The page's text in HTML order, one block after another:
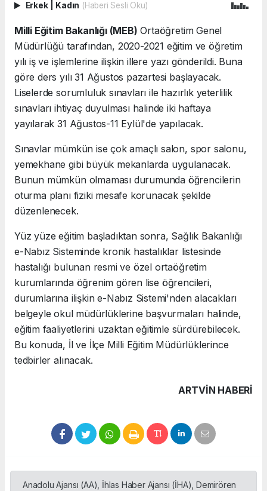
Erkek Kadın (Haberi Sesli Oku)
Milli Eğitim Bakanlığı (MEB) Ortaöğretim Genel
Müdürlüğü tarafından, 2020-2021 eğitim ve öğretim
yılı iş ve işlemlerine ilişkin illere yazı gönderildi. Buna
göre ders yılı 31 Ağustos pazartesi başlayacak.
Liselerde sorumluluk sınavları ile hazırlık yeterlilik
sınavları ihtiyaç duyulması halinde iki haftaya
yayılarak 31 Ağustos-11 Eylül'de yapılacak.
Sınavlar mümkün ise çok amaçlı salon, spor salonu,
yemekhane gibi büyük mekanlarda uygulanacak.
Bunun mümkün olmaması durumunda öğrencilerin
oturma planı fiziki mesafe korunacak şekilde
düzenlenecek.
Yüz yüze eğitim başladıktan sonra, Sağlık Bakanlığı
e-Nabız Sisteminde kronik hastalıklar listesinde
hastalığı bulunan resmi ve özel ortaöğretim
kurumlarında öğrenim gören lise öğrencileri,
durumlarına ilişkin e-Nabız Sistemi'nden alacakları
belgeyle okul müdürlüklerine başvurmaları halinde,
eğitim faaliyetlerini uzaktan eğitimle sürdürebilecek.
Bu konuda, İl ve İlçe Milli Eğitim Müdürlüklerince
tedbirler alınacak.
ARTVIN HABERİ
Anadolu Ajansı (AA), İhlas Haber Ajansı (İHA), Demirören